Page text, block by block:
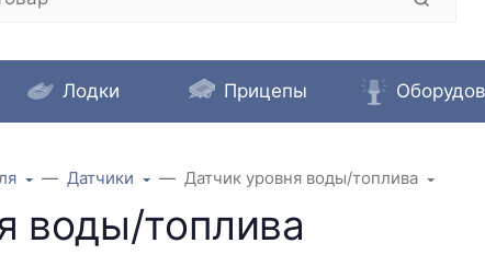
Лодки Прицепы
Датчики Датчик уровня воды/топлива
воды/топлива